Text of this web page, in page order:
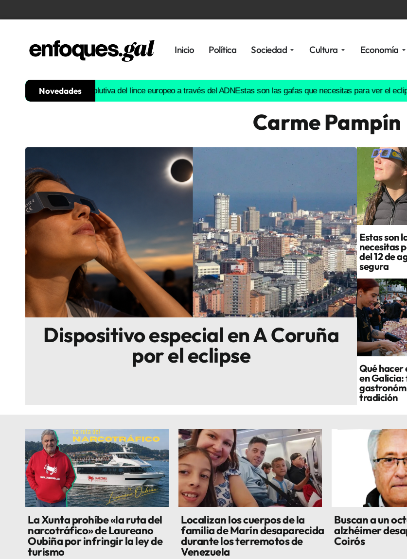
Inicio Política Sociedad Cultura Economía
Histórica
Gastronomía
Escenarios
Novedades
la historia evolutiva del lince europeo a través del ADN Estas son las gafas que necesitas para ver el eclipse del
Carme Pampín
Dispositivo especial en A Coruña
por el eclipse
Estas son
necesitas
del 12 de
segura
Qué hacer
en
tradición
La Xunta prohíbe «la ruta del
narcotráfico» de Laureano
Oubiña por infringir la ley de
turismo
Localizan los cuerpos de la
familia de Marín desaparecida
durante los terremotos de
Venezuela
Buscan a un
alzhéimer
Coirós